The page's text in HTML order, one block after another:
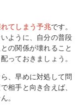
てしまう予兆です。
ように、自分の普段
の関係が壊れること
っておきましょう。
、早めに対処して問
相手と向き合えば、
。